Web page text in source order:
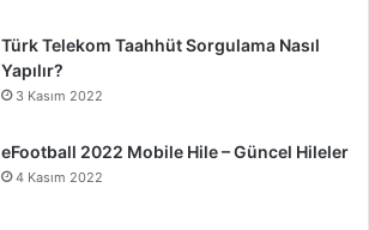
Türk Telekom Taahhüt Sorgulama Nasıl
Yapılır?
3 Kasım 2022
eFootball 2022 Mobile Hile – Güncel Hileler
4 Kasım 2022